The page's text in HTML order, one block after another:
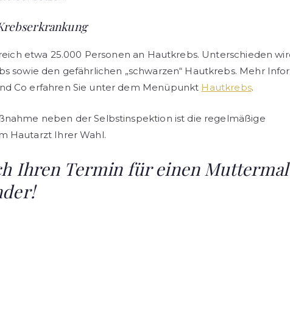
etwa 25.000 Personen an Hautkrebs. Unterschieden
sowie den gefährlichen „schwarzen“ Hautkrebs. Mehr
Co erfahren Sie unter dem Menüpunkt Hautkrebs.
neben der Selbstinspektion ist die regelmäßige
Hautarzt Ihrer Wahl.
Ihren Termin für einen